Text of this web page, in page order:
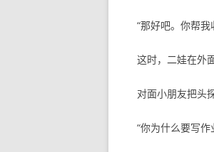
“那好吧。你帮我
这时，二娃在外
对面小朋友把头
“你为什么要写